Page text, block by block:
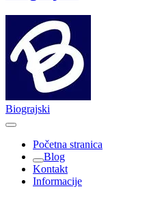
Biograjski
Početna stranica
Blog
Kontakt
Informacije